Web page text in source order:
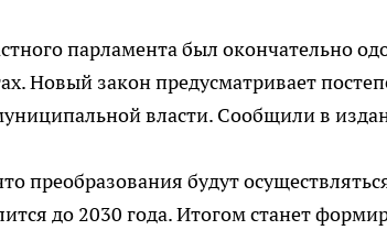
парламента был окончательно
Новый закон предусматривает
власти. Сообщили в
преобразования будут
до 2030 года. Итогом станет